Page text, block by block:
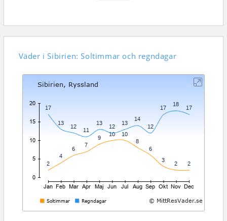
Väder i Sibirien: Soltimmar och regndagar